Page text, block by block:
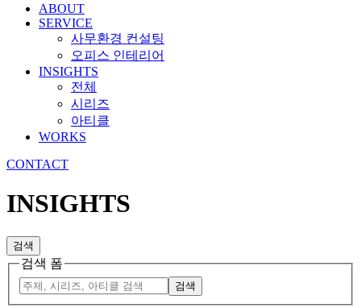
ABOUT
SERVICE
사무환경 컨설팅
오피스 인테리어
INSIGHTS
전체
시리즈
아티클
WORKS
CONTACT
INSIGHTS
검색
검색 폼
검색